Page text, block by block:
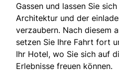
Gassen und lassen Sie
Architektur und der
verzaubern. Nach diesem
setzen Sie Ihre Fahrt fort
Ihr Hotel, wo Sie sich auf
Erlebnisse freuen können.